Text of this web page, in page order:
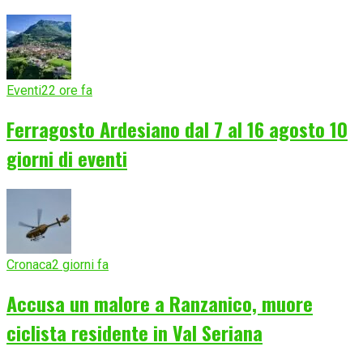
Eventi22 ore fa
Ferragosto Ardesiano dal 7 al 16 agosto 10
giorni di eventi
Cronaca2 giorni fa
Accusa un malore a Ranzanico, muore
ciclista residente in Val Seriana